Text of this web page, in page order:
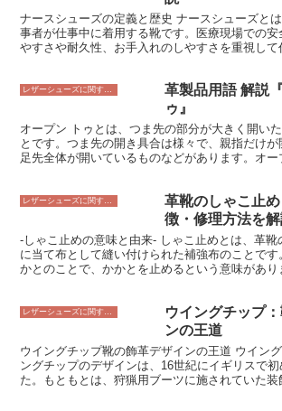
使用する中敷きのことです。インレイソールには
温性、防臭性などのさまざまな機能を持たせたも
ルだけでは不足している機能を補うために使用されます
ソール靴の外側に取り付ける中敷きのことです
ナースシューズの定義と歴史 ナースシューズとは、看護師や医療従
事者が仕事中に着用する靴です。医療現場での安
やすさや耐久性、お手入れのしやすさを重視して
降になると、より快適で機能的なナースシューズ
現在では、さまざまなデザインや機能を備えたナ
レザーシューズに関すること
革製品用語 解説
ゥ』
オープン トゥとは、つま先の部分が大きく開い
とです。つま先の開き具合は様々で、親指だけが
足先全体が開いているものなどがあります。オ
結婚式などのフォーマルな場にも適しています。 オープン トゥの靴
は、様々な素材で作られています。レザー、スエ
デニムなど、様々な素材のオープン トゥの靴が
様々な色やデザインのオープン トゥの靴がある
合った一足を見つけることができます。 オープン トゥの靴を履くと
きは、いくつか注意することがあります。まず、
サンダルを履くときには、つま先をきれいに整え
す。また、オープン トゥの靴は、他の靴よりも
期的に手入れをして清潔に保つ必要があります。 オープン トゥの靴
は、夏の定番アイテムですが、秋冬でもタイツや
ことができます。また、オープン トゥの靴は、
わせやすいので、どんなシーンでも活躍してくれ
レザーシューズに関すること
革靴のしゃこ止
徴・修理方法を解
-しゃこ止めの意味と由来- しゃこ止めとは、革靴のかかと部分の内側
に当て布として縫い付けられた補強布のことで
かとのことで、かかとを止めるという意味があります。 し
の部分だけを交換することが多く、その際に補強
い付けていたのが始まりと言われています。 現在では、革靴の底は
交換せずに、全体を丸ごと交換することが多いた
まり見られなくなりましたが、靴底の修理が必要
とを補強する場合には、今でもしゃこ止めが行わ
ウイングチップ
ンの王道
ウイングチップ靴の飾革デザインの王道 ウイングチップの歴史 ウイ
ングチップのデザインは、16世紀にイギリスで
た。もともとは、狩猟用ブーツに施されていた装